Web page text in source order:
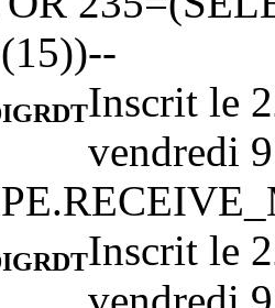
Inscrit le
vendredi
Inscrit le